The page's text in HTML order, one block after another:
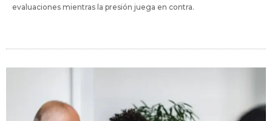
evaluaciones mientras la presión juega en contra.